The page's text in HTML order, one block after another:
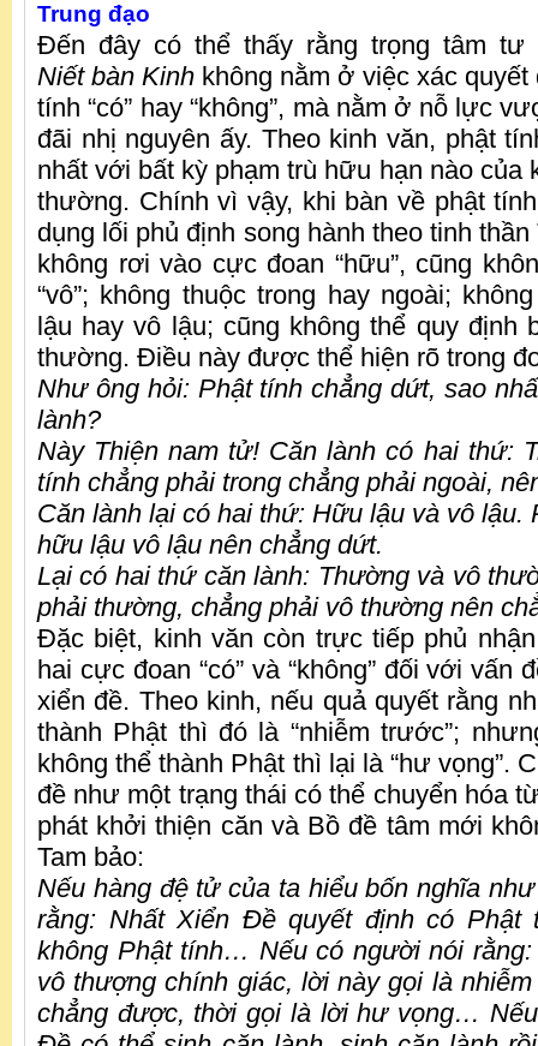
Trung đạo
Đến đây có thể thấy rằng trọng tâm
Niết bàn Kinh không nằm ở việc xác
tính “có” hay “không”, mà nằm ở nỗ lực
đãi nhị nguyên ấy. Theo kinh văn, phật
nhất với bất kỳ phạm trù hữu hạn nào của
thường. Chính vì vậy, khi bàn về phật
dụng lối phủ định song hành theo tinh
không rơi vào cực đoan “hữu”, cũng
“vô”; không thuộc trong hay ngoài;
lậu hay vô lậu; cũng không thể quy định
thường. Điều này được thể hiện rõ trong
Như ông hỏi: Phật tính chẳng dứt, sao
lành?
Này Thiện nam tử! Căn lành có hai thứ:
tính chẳng phải trong chẳng phải ngoài,
Căn lành lại có hai thứ: Hữu lậu và vô lậu.
hữu lậu vô lậu nên chẳng dứt.
Lại có hai thứ căn lành: Thường và vô
phải thường, chẳng phải vô thường nên
Đặc biệt, kinh văn còn trực tiếp phủ
hai cực đoan “có” và “không” đối với vấn
xiển đề. Theo kinh, nếu quả quyết rằng
thành Phật thì đó là “nhiễm trước”;
không thể thành Phật thì lại là “hư vọng”.
đề như một trạng thái có thể chuyển hóa
phát khởi thiện căn và Bồ đề tâm mới
Tam bảo:
Nếu hàng đệ tử của ta hiểu bốn nghĩa
rằng: Nhất Xiển Đề quyết định có Phật
không Phật tính… Nếu có người nói
vô thượng chính giác, lời này gọi là
chẳng được, thời gọi là lời hư vọng…